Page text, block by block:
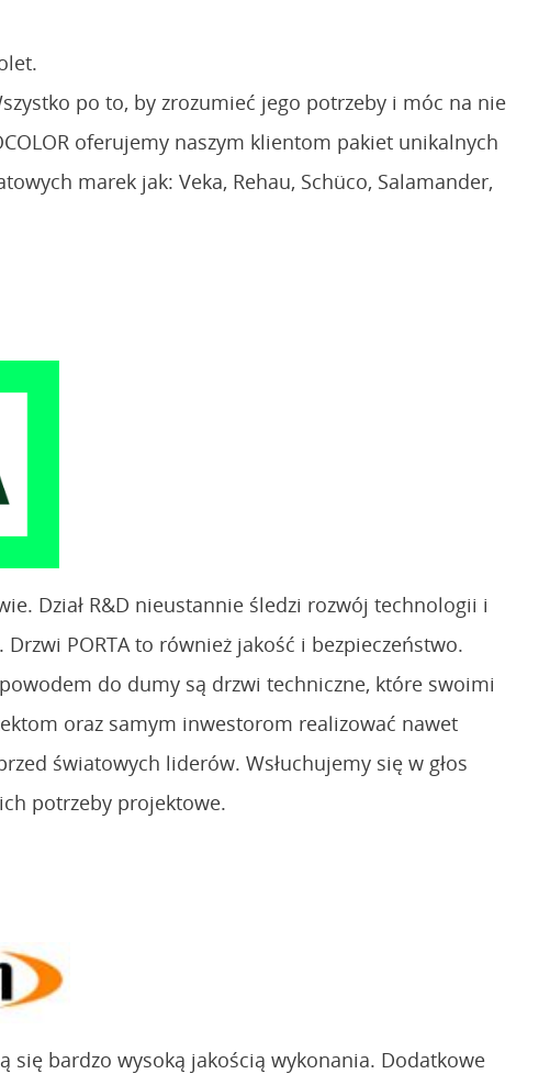
po to, by zrozumieć jego potrzeby i móc na nie
oferujemy naszym klientom pakiet unikalnych
marek jak: Veka, Rehau, Schüco, Salamander,
Dział R&D nieustannie śledzi rozwój technologii i
PORTA to również jakość i bezpieczeństwo.
do dumy są drzwi techniczne, które swoimi
oraz samym inwestorom realizować nawet
światowych liderów. Wsłuchujemy się w głos
potrzeby projektowe.
się bardzo wysoką jakością wykonania. Dodatkowe